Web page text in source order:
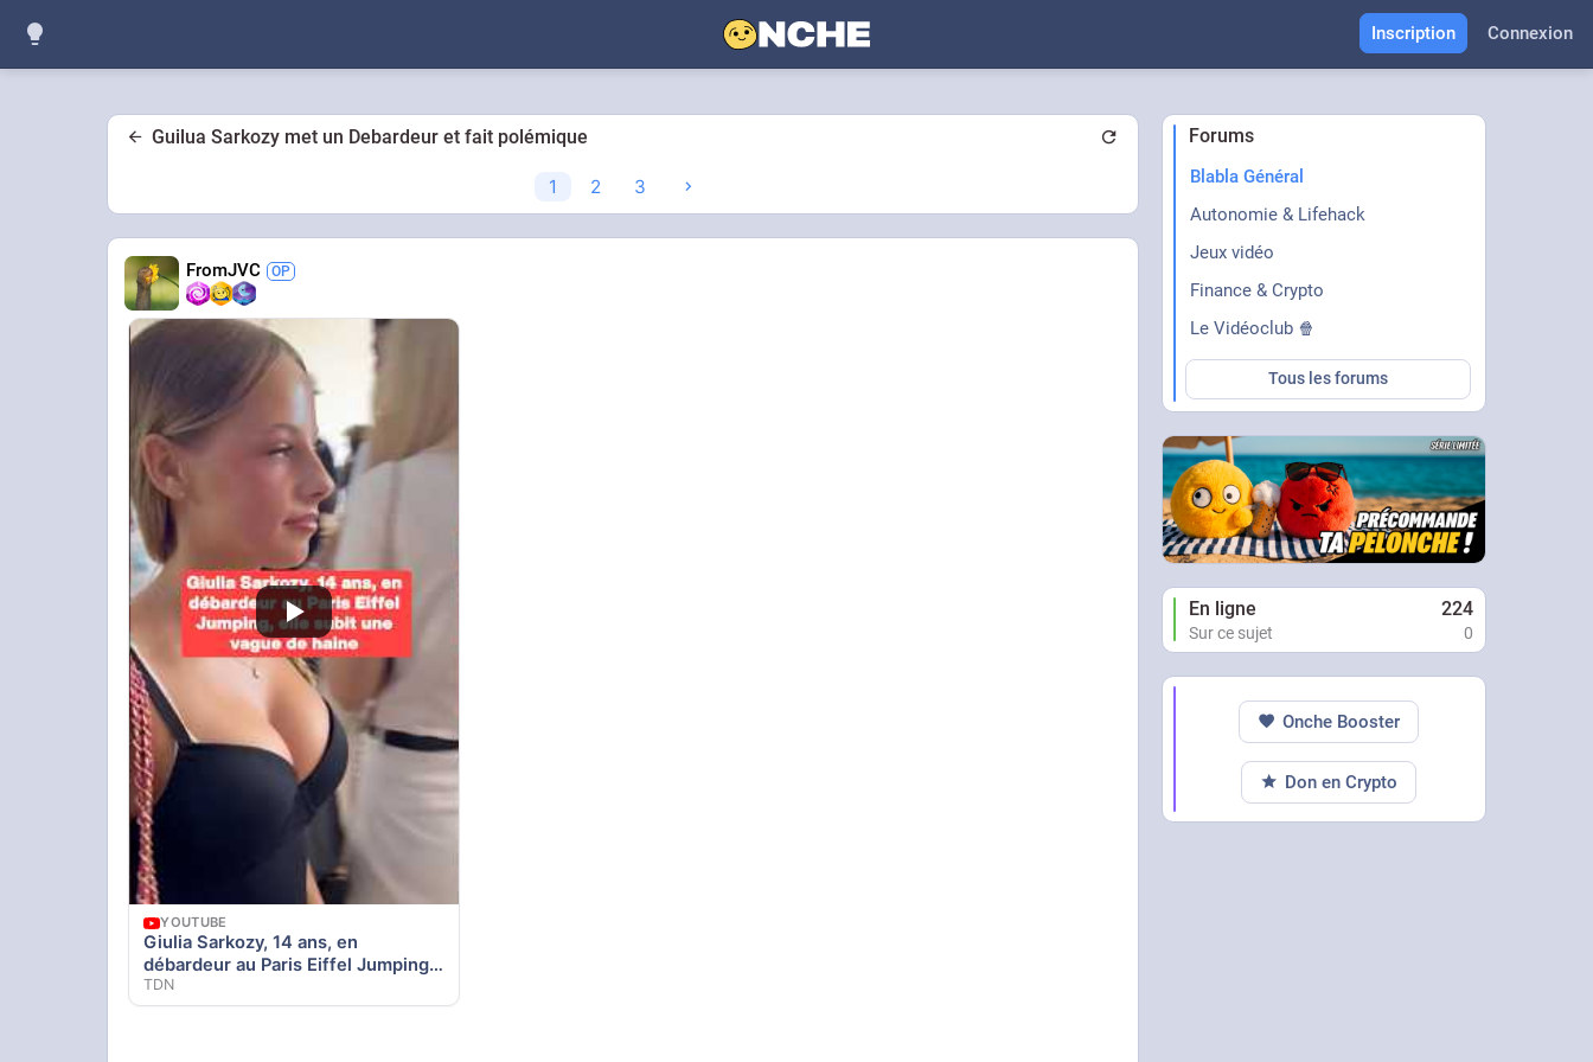
Inscription Connexion
Guilua Sarkozy met un Debardeur et fait polémique
1 2 3
FromJVC
YOUTUBE
Giulia Sarkozy, 14 ans, en
débardeur au Paris Eiffel Jumping,
elle subit une vague de haine
TDN
Forums
Blabla Général
Autonomie & Lifehack
Jeux vidéo
Finance & Crypto
Le Vidéoclub 🍿
Tous les forums
En ligne 224
Sur ce sujet 0
Onche Booster
Don en Crypto